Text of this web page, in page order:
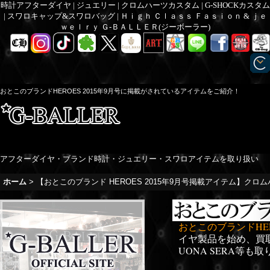
時計アフターダイヤ | ジュエリー | クロムハーツカスタム | G-SHOCKカスタム
| スワロキャップ&スワロバッグ | Ｈｉｇｈ Ｃｌａｓｓ Ｆａｓｉｏｎ & ｊｅ
ｗｅｌｒｙ Ｇ-ＢＡＬＬＥＲ(ジーボーラー)
おとこのブランドHEROES 2015年9月号に掲載がされているアイテムをご紹介！
アフターダイヤ・ブランド時計・ジュエリー・スワロアイテムを取り扱い
ホーム > 【おとこのブランド HEROES 2015年9月号掲載アイテム】クロ
おとこのブランド
イヤ製品を始め、買
UONA SERA等も取